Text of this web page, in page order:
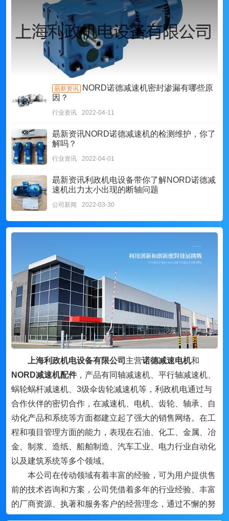
朂新资讯
NORD诺德减速机密封渗漏有哪些原
因？
行业资讯 2022-04-11
朂新资讯NORD诺德减速机的检测维护，你了
解吗？
行业资讯 2022-04-01
朂新资讯利政机电设备带你了解NORD诺德减
速机出力太小出现的断轴问题
公司新闻 2022-03-30
上海利政机电设备有限公司 主营诺德减速电机和
NORD减速机配件，产品有同轴减速机、平行轴减速机、
蜗轮蜗杆减速机、3级伞齿轮减速机等，利政机电通过与
合作伙伴的密切合作，在减速机、电机、齿轮、轴承、自
动化产品和系统等方面都建立起了强大的销售网络。在工
程和项目管理方面的能力，表现在石油、化工、金属、冶
金、制浆、造纸、船舶制造、汽车工业、电力行业自动化
以及建筑系统等多个领域。
本公司在传动领域有着丰富的经验，可为用户提供售
前的技术咨询和方案，公司凭借着多年的行业经验、丰富
的厂商资源、执著和服务客户的经营理念，通过不懈的努
力，与国内外的机电行业品牌及许多厂家密切合作，形成